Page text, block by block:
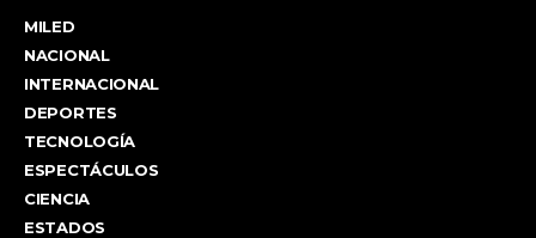
MILED
NACIONAL
INTERNACIONAL
DEPORTES
TECNOLOGÍA
ESPECTÁCULOS
CIENCIA
ESTADOS